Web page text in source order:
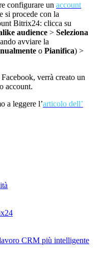
configurare un account
si procede con la
Bitrix24: clicca su
audience > Seleziona
avviare la
o Pianifica) >
verrà creato un
account.
a leggere l’articolo dell’
CRM più intelligente